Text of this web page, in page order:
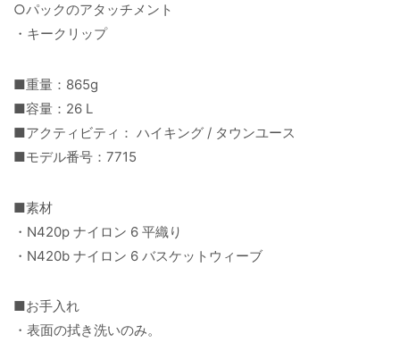
○パックのアタッチメント
・キークリップ
■重量：865g
■容量：26 L
■アクティビティ： ハイキング / タウンユース
■モデル番号：7715
■素材
・N420p ナイロン 6 平織り
・N420b ナイロン 6 バスケットウィーブ
■お手入れ
・表面の拭き洗いのみ。